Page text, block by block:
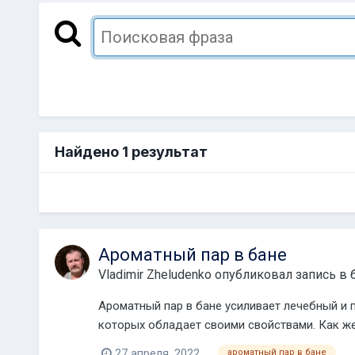
Найдено 1 результат
Ароматный пар в бане
Vladimir Zheludenko опубликовал запись в
Ароматный пар в бане усиливает лечебный
которых обладает своими свойствами. Как
ароматный пар в бане